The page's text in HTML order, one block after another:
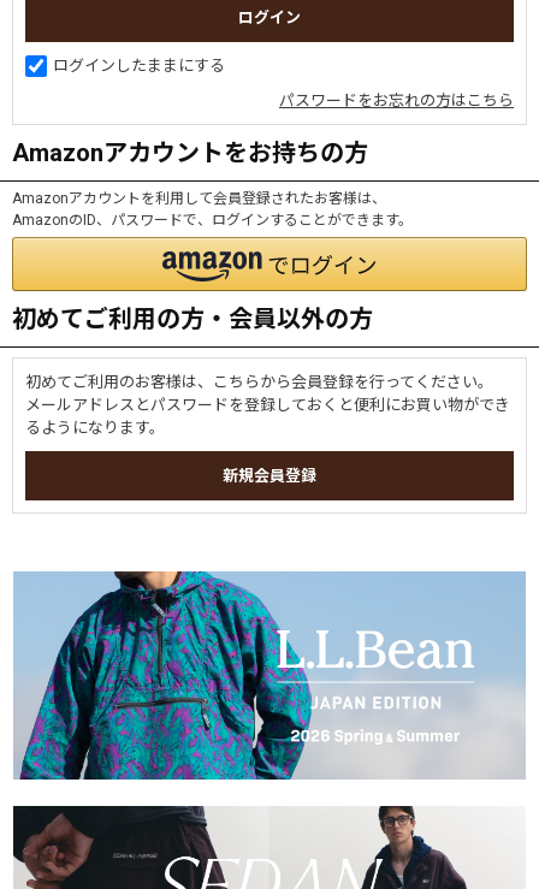
ログインしたままにする
パスワードをお忘れの方はこちら
Amazonアカウントをお持ちの方
Amazonアカウントを利用して会員登録されたお客様は、
AmazonのID、パスワードで、ログインすることができます。
初めてご利用の方・会員以外の方
初めてご利用のお客様は、こちらから会員登録を行ってください。
メールアドレスとパスワードを登録しておくと便利にお買い物ができ
るようになります。